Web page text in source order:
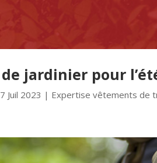
jardinier pour
7 Juil 2023 | Expertise vêtements de